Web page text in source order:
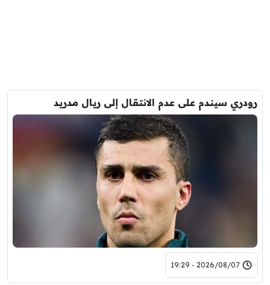
رودري سيندم على عدم الانتقال إلى ريال مدريد
2026/08/07 - 19:29